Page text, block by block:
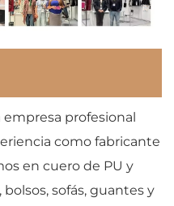
empresa profesional
como fabricante
en cuero de PU y
sofás, guantes y